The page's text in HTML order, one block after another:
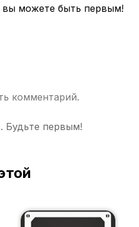
вы можете быть первым!
комментарий.
Будьте первым!